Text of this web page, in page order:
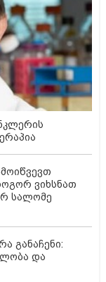
ვიხსნათ
სალომე
განაჩენი:
და